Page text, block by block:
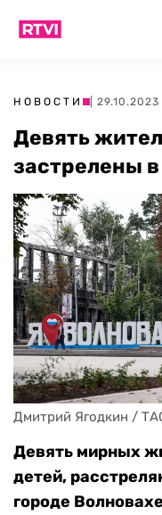
НОВОСТИ |
Девять
застрелены
Дмитрий Ягодкин /
Девять мирных
детей,
городе